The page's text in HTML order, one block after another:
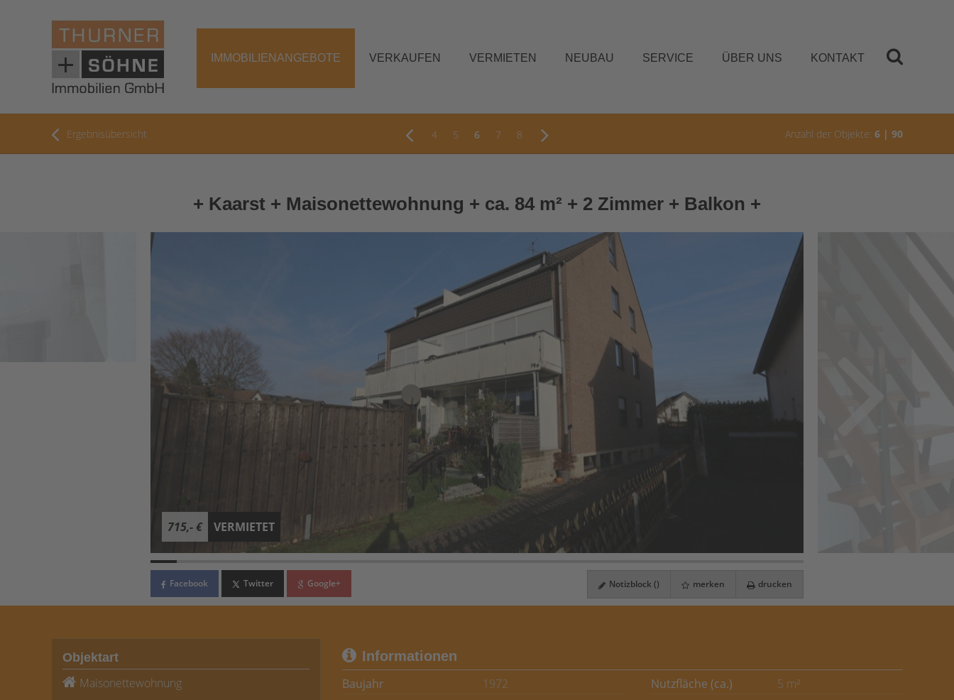
IMMOBILIENANGEBOTE VERKAUFEN VERMIETEN NEUBAU SERVICE ÜBER UNS KONTAKT
Ergebnisübersicht 4 5 6 7 8 Anzahl der Objekte: 6 | 90
+ Kaarst + Maisonettewohnung + ca. 84 m² + 2 Zimmer + Balkon +
715,- € VERMIETET
Facebook Twitter Google+ Notizblock () merken drucken
Objektart
Maisonettewohnung
Informationen
Baujahr
1972 Nutzfläche (ca.) 5 m²